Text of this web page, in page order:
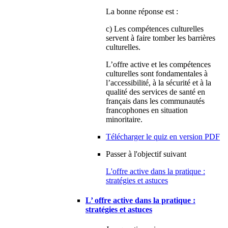
La bonne réponse est :
c) Les compétences culturelles
servent à faire tomber les barrières
culturelles.
L’offre active et les compétences
culturelles sont fondamentales à
l’accessibilité, à la sécurité et à la
qualité des services de santé en
français dans les communautés
francophones en situation
minoritaire.
Télécharger le quiz en version PDF
Passer à l'objectif suivant
L'offre active dans la pratique :
stratégies et astuces
L’ offre active dans la pratique :
stratégies et astuces